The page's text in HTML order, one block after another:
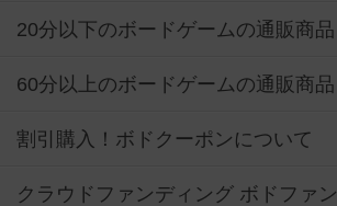
20分以下のボードゲームの通販商品
60分以上のボードゲームの通販商品
割引購入！ボドクーポンについて
クラウドファンディング ボドファン